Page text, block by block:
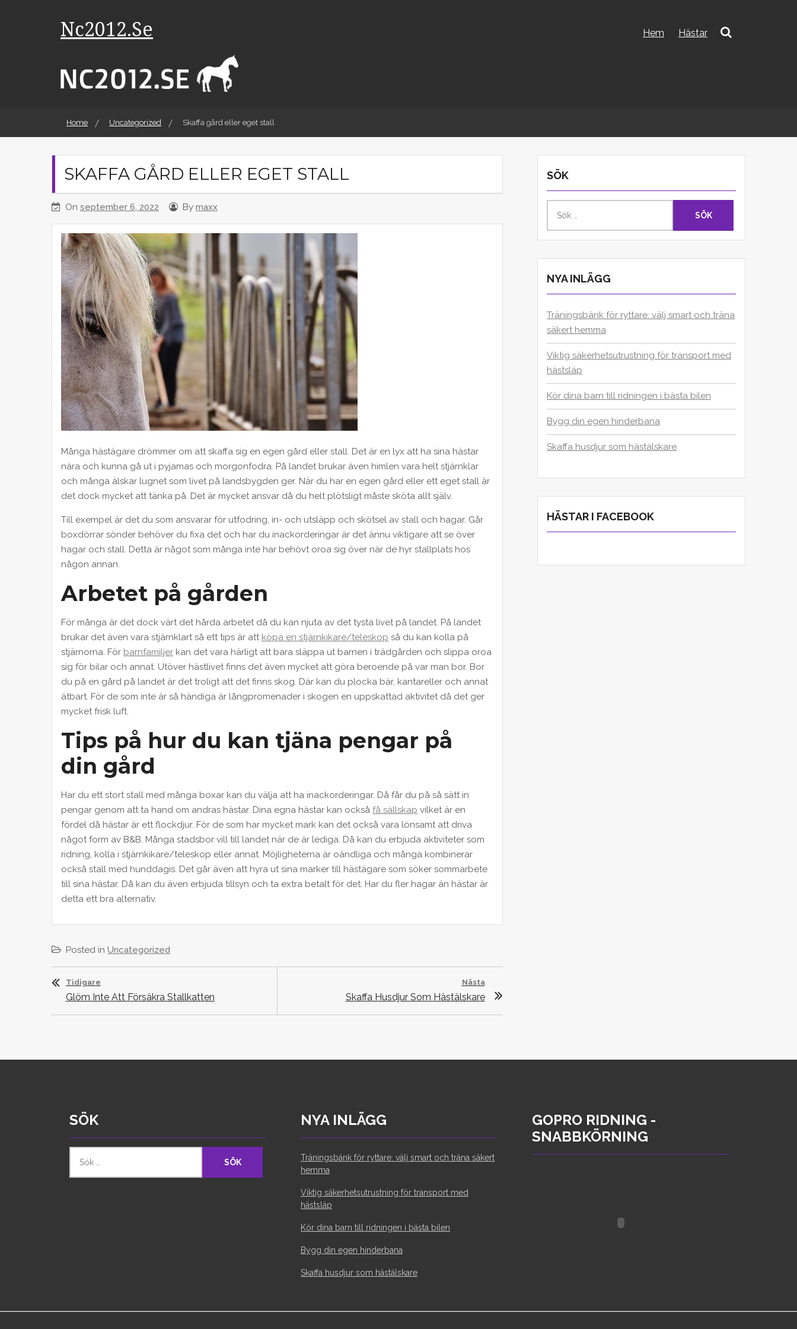
Nc2012.se Hem Hästar
Home Uncategorized Skaffa gård eller eget stall
SKAFFA GÅRD ELLER EGET STALL
On september 6, 2022 By maxx
Många hästägare drömmer om att skaffa sig en egen gård eller stall. Det är en lyx att ha sina hästar
nära och kunna gå ut i pyjamas och morgonfodra. På landet brukar även himlen vara helt stjärnklar
och många älskar lugnet som livet på landsbygden ger. När du har en egen gård eller ett eget stall är
det dock mycket att tänka på. Det är mycket ansvar då du helt plötsligt måste sköta allt själv.
Till exempel är det du som ansvarar för utfodring, in- och utsläpp och skötsel av stall och hagar. Går
boxdörrar sönder behöver du fixa det och har du inackorderingar är det ännu viktigare att se över
hagar och stall. Detta är något som många inte har behövt oroa sig över när de hyr stallplats hos
någon annan.
Arbetet på gården
För många är det dock värt det hårda arbetet då du kan njuta av det tysta livet på landet. På landet
brukar det även vara stjärnklart så ett tips är att köpa en stjärnkikare/teleskop så du kan kolla på
stjärnorna. För barnfamiljer kan det vara härligt att bara släppa ut barnen i trädgården och slippa oroa
sig för bilar och annat. Utöver hästlivet finns det även mycket att göra beroende på var man bor. Bor
du på en gård på landet är det troligt att det finns skog. Där kan du plocka bär, kantareller och annat
ätbart. För de som inte är så händiga är långpromenader i skogen en uppskattad aktivitet då det ger
mycket frisk luft.
Tips på hur du kan tjäna pengar på
din gård
Har du ett stort stall med många boxar kan du välja att ha inackorderingar. Då får du på så sätt in
pengar genom att ta hand om andras hästar. Dina egna hästar kan också få sällskap vilket är en
fördel då hästar är ett flockdjur. För de som har mycket mark kan det också vara lönsamt att driva
något form av B&B. Många stadsbor vill till landet när de är lediga. Då kan du erbjuda aktiviteter som
ridning, kolla i stjärnkikare/teleskop eller annat. Möjligheterna är oändliga och många kombinerar
också stall med hunddagis. Det går även att hyra ut sina marker till hästägare som söker sommarbete
till sina hästar. Då kan du även erbjuda tillsyn och ta extra betalt för det. Har du fler hagar än hästar är
detta ett bra alternativ.
Posted in Uncategorized
Inläggsnavigering
Tidigare
Tidigare
Glöm Inte Att Försäkra Stallkatten
Nästa
Nästa
Skaffa Husdjur Som Hästälskare
SÖK
efter:
NYA INLÄGG
Träningsbänk för ryttare: välj smart och träna
säkert hemma
Viktig säkerhetsutrustning för transport med
hästsläp
Kör dina barn till ridningen i bästa bilen
Bygg din egen hinderbana
Skaffa husdjur som hästälskare
HÄSTAR I FACEBOOK
SÖK
efter:
NYA INLÄGG
Träningsbänk för ryttare: välj smart och träna säkert
hemma
Viktig säkerhetsutrustning för transport med
hästsläp
Kör dina barn till ridningen i bästa bilen
Bygg din egen hinderbana
Skaffa husdjur som hästälskare
GOPRO RIDNING -
SNABBKÖRNING